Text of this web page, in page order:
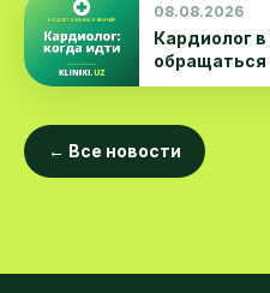
08.08.2026
Кардиолог
обращаться
← Все новости